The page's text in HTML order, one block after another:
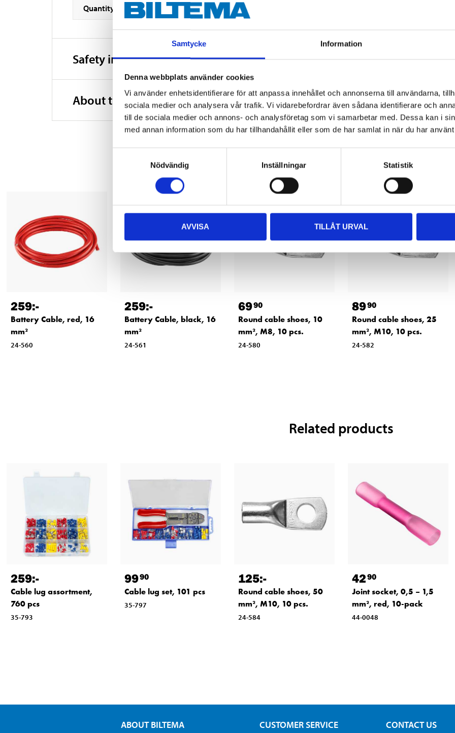
Samtycke Information
Denna webbplats använder cookies
Vi använder enhetsidentifierare för att anpassa innehållet och annonserna till användarna,
sociala medier och analysera vår trafik. Vi vidarebefordrar även sådana identifierare och
till de sociala medier och annons- och analysföretag som vi samarbetar med. Dessa kan i
med annan information som du har tillhandahållit eller som de har samlat in när du har
Nödvändig
Inställningar Statistik
AVVISA TILLÅT URVAL
Quantity
Safety instructions and other information
About the manufacturer
259:-
Battery Cable, red, 16
mm²
24-560
259:-
Battery Cable, black, 16
mm²
24-561
6990
Round cable shoes, 10
mm², M8, 10 pcs.
24-580
8990
Round cable shoes, 25
mm², M10, 10 pcs.
24-582
Related products
259:-
Cable lug assortment,
760 pcs
35-793
9990
Cable lug set, 101 pcs
35-797
125:-
Round cable shoes, 50
mm², M10, 10 pcs.
24-584
4290
Joint socket, 0,5 – 1,5
mm², red, 10-pack
44-0048
ABOUT BILTEMA CUSTOMER SERVICE CONTACT US